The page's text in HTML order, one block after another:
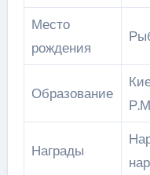
Место
рождения
Образование
Награды